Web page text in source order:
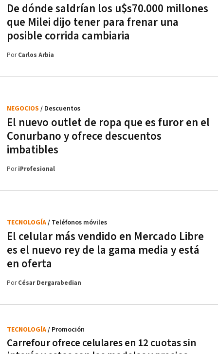
De dónde saldrían los u$s70.000 millones
que Milei dijo tener para frenar una
posible corrida cambiaria
PorCarlos Arbia
El nuevo outlet de ropa que es furor en el
Conurbano y ofrece descuentos
imbatibles
NEGOCIOS / Descuentos
PoriProfesional
El celular más vendido en Mercado Libre
es el nuevo rey de la gama media y está
en oferta
TECNOLOGÍA/ Teléfonos móviles
PorCésar Dergarabedian
Carrefour ofrece celulares en 12 cuotas sin
TECNOLOGÍA/ Promoción